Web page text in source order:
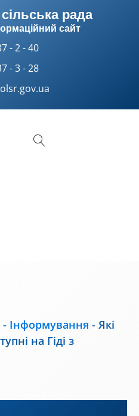
рада
сайт
- 2 - 40
- 3 - 28
- Інформування - Які
на Гіді з